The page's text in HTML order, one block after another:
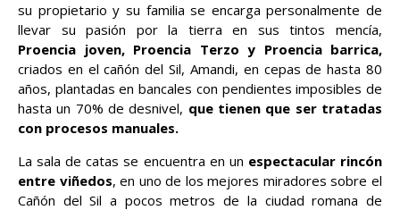
su propietario y su familia se encarga personalmente de
llevar su pasión por la tierra en sus tintos mencía,
Proencia joven, Proencia Terzo y Proencia barrica,
criados en el cañón del Sil, Amandi, en cepas de hasta 80
años, plantadas en bancales con pendientes imposibles de
hasta un 70% de desnivel, que tienen que ser tratadas
con procesos manuales.
La sala de catas se encuentra en un espectacular rincón
entre viñedos, en uno de los mejores miradores sobre el
Cañón del Sil a pocos metros de la ciudad romana de